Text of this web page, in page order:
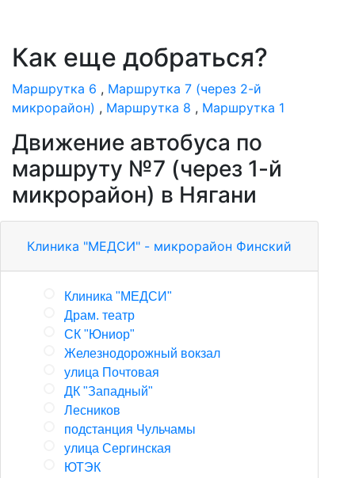
Как еще добраться?
Маршрутка 6 , Маршрутка 7 (через 2-й
микрорайон) , Маршрутка 8 , Маршрутка 1
Движение автобуса по
маршруту №7 (через 1-й
микрорайон) в Нягани
Клиника "МЕДСИ" - микрорайон Финский
Клиника "МЕДСИ"
Драм. театр
СК "Юниор"
Железнодорожный вокзал
улица Почтовая
ДК "Западный"
Лесников
подстанция Чульчамы
улица Сергинская
ЮТЭК